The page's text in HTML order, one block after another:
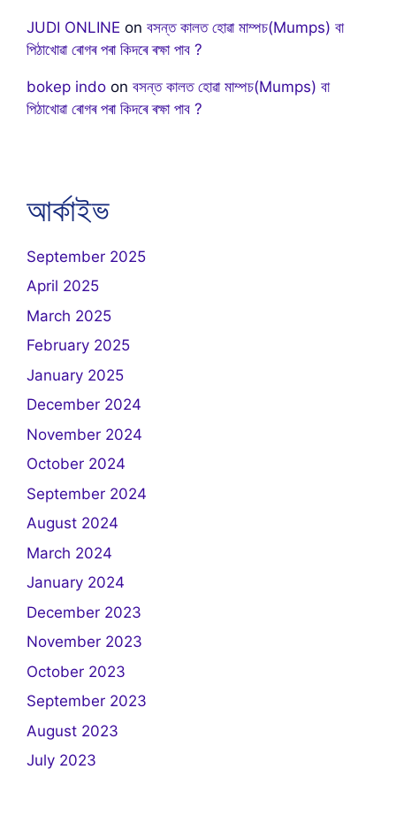
JUDI ONLINE on বসন্ত কালত হোৱা মাম্পচ(Mumps) বা
পিঠাখোৱা ৰোগৰ পৰা কিদৰে ৰক্ষা পাব ?
bokep indo on বসন্ত কালত হোৱা মাম্পচ(Mumps) বা
পিঠাখোৱা ৰোগৰ পৰা কিদৰে ৰক্ষা পাব ?
আৰ্কাইভ
September 2025
April 2025
March 2025
February 2025
January 2025
December 2024
November 2024
October 2024
September 2024
August 2024
March 2024
January 2024
December 2023
November 2023
October 2023
September 2023
August 2023
July 2023